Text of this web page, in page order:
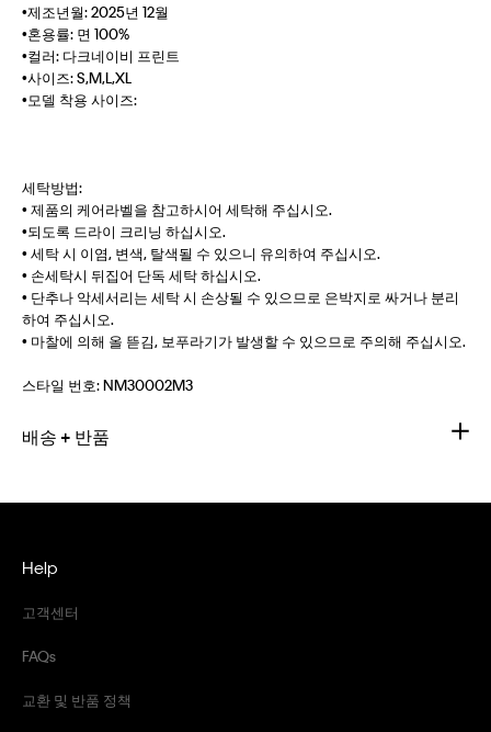
•제조년월: 2025년 12월
•혼용률: 면 100%
•컬러: 다크네이비 프린트
•사이즈: S,M,L,XL
•모델 착용 사이즈:
세탁방법:
• 제품의 케어라벨을 참고하시어 세탁해 주십시오.
•되도록 드라이 크리닝 하십시오.
• 세탁 시 이염, 변색, 탈색될 수 있으니 유의하여 주십시오.
• 손세탁시 뒤집어 단독 세탁 하십시오.
• 단추나 악세서리는 세탁 시 손상될 수 있으므로 은박지로 싸거나 분리
하여 주십시오.
• 마찰에 의해 올 뜯김, 보푸라기가 발생할 수 있으므로 주의해 주십시오.
스타일 번호:NM30002M3
배송 + 반품
Help
고객센터
FAQs
교환 및 반품 정책